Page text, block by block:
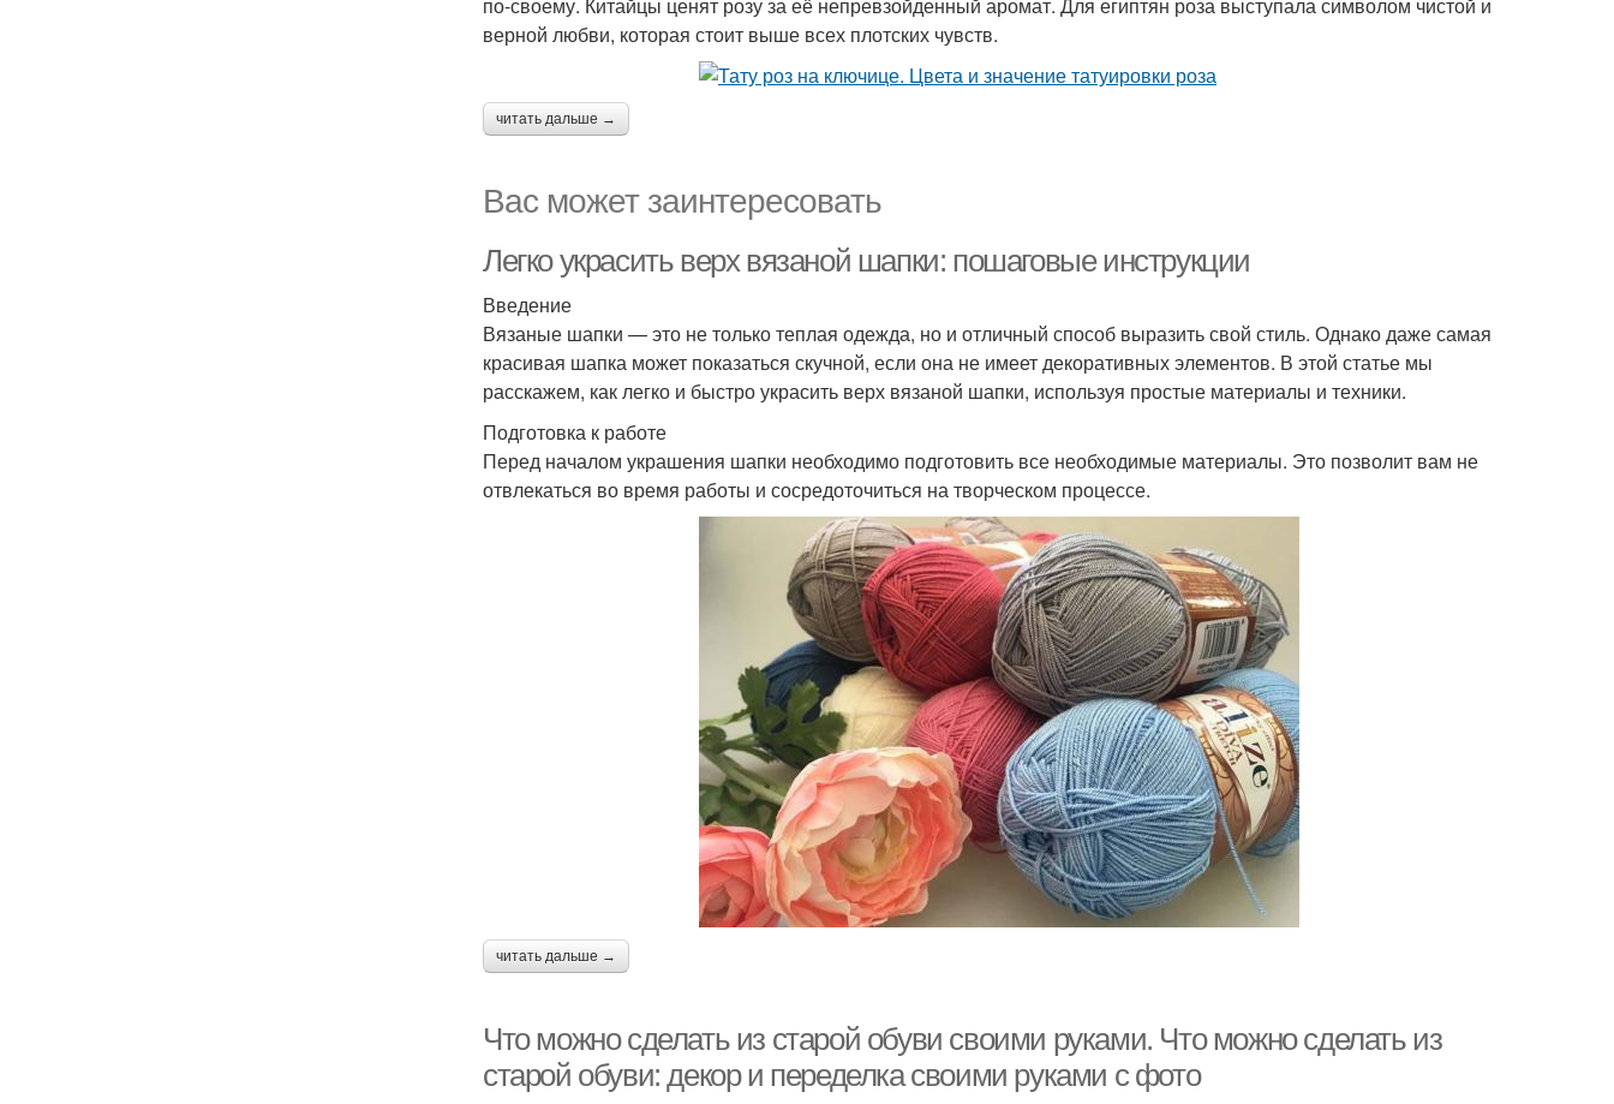
верной любви, которая стоит выше всех плотских чувств.
читать дальше →
Вас может заинтересовать
Легко украсить верх вязаной шапки: пошаговые инструкции
Введение
Вязаные шапки — это не только теплая одежда, но и отличный способ выразить свой стиль. Однако даже самая
красивая шапка может показаться скучной, если она не имеет декоративных элементов. В этой статье мы
расскажем, как легко и быстро украсить верх вязаной шапки, используя простые материалы и техники.
Подготовка к работе
Перед началом украшения шапки необходимо подготовить все необходимые материалы. Это позволит вам не
отвлекаться во время работы и сосредоточиться на творческом процессе.
читать дальше →
Что можно сделать из старой обуви своими руками. Что можно сделать из
старой обуви: декор и переделка своими руками с фото